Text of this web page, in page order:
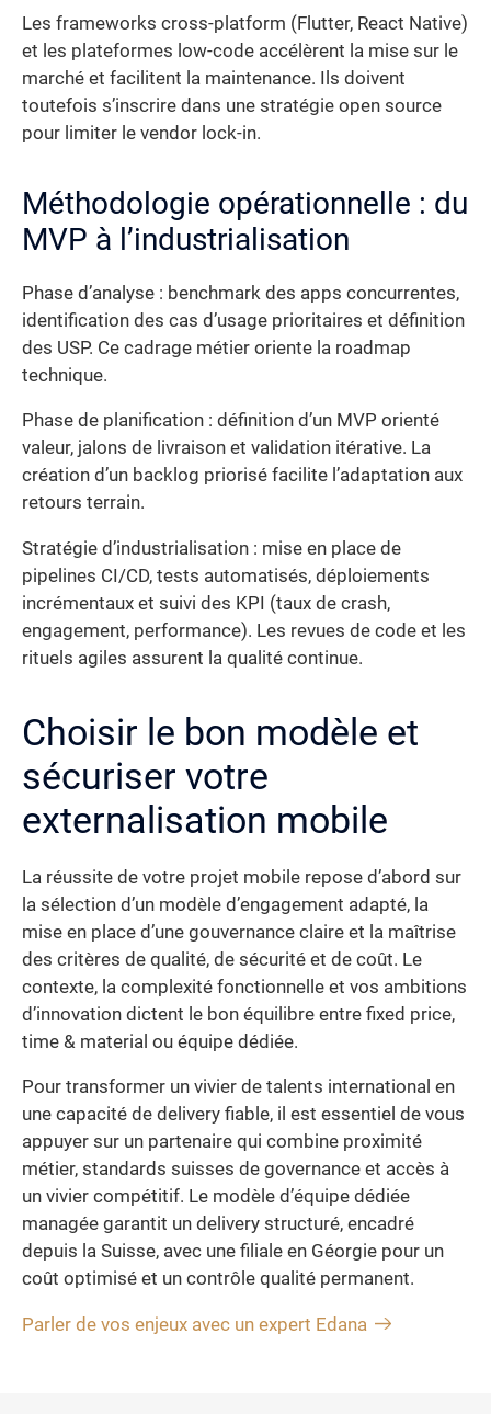
Les frameworks cross-platform (Flutter, React Native)
et les plateformes low-code accélèrent la mise sur le
marché et facilitent la maintenance. Ils doivent
toutefois s’inscrire dans une stratégie open source
pour limiter le vendor lock-in.
Méthodologie opérationnelle : du
MVP à l’industrialisation
Phase d’analyse : benchmark des apps concurrentes,
identification des cas d’usage prioritaires et définition
des USP. Ce cadrage métier oriente la roadmap
technique.
Phase de planification : définition d’un MVP orienté
valeur, jalons de livraison et validation itérative. La
création d’un backlog priorisé facilite l’adaptation aux
retours terrain.
Stratégie d’industrialisation : mise en place de
pipelines CI/CD, tests automatisés, déploiements
incrémentaux et suivi des KPI (taux de crash,
engagement, performance). Les revues de code et les
rituels agiles assurent la qualité continue.
Choisir le bon modèle et
sécuriser votre
externalisation mobile
La réussite de votre projet mobile repose d’abord sur
la sélection d’un modèle d’engagement adapté, la
mise en place d’une gouvernance claire et la maîtrise
des critères de qualité, de sécurité et de coût. Le
contexte, la complexité fonctionnelle et vos ambitions
d’innovation dictent le bon équilibre entre fixed price,
time & material ou équipe dédiée.
Pour transformer un vivier de talents international en
une capacité de delivery fiable, il est essentiel de vous
appuyer sur un partenaire qui combine proximité
métier, standards suisses de governance et accès à
un vivier compétitif. Le modèle d’équipe dédiée
managée garantit un delivery structuré, encadré
depuis la Suisse, avec une filiale en Géorgie pour un
coût optimisé et un contrôle qualité permanent.
Parler de vos enjeux avec un expert Edana